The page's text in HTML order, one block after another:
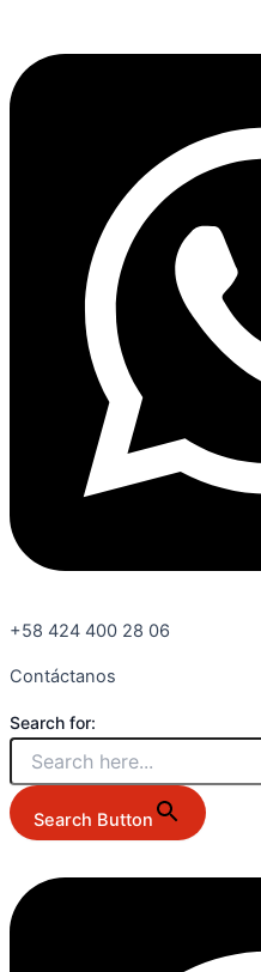
+58 424 400 28 06
Contáctanos
Search for:
Search Button